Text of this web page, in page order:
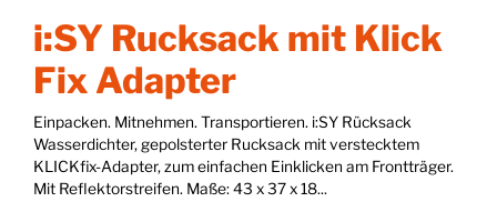
i:SY Rucksack mit Klick
Fix Adapter
Einpacken. Mitnehmen. Transportieren. i:SY Rücksack
Wasserdichter, gepolsterter Rucksack mit verstecktem
KLICKfix-Adapter, zum einfachen Einklicken am Frontträger.
Mit Reflektorstreifen. Maße: 43 x 37 x 18...